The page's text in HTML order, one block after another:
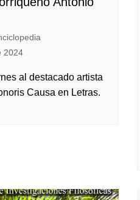
2024
al destacado artista
Causa en Letras.